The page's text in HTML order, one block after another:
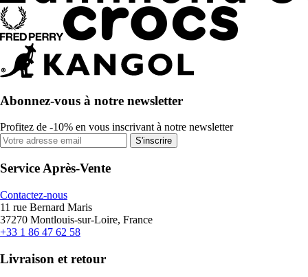
Abonnez-vous à notre newsletter
Profitez de -10% en vous inscrivant à notre newsletter
S'inscrire
Service Après-Vente
Contactez-nous
11 rue Bernard Maris
37270 Montlouis-sur-Loire, France
+33 1 86 47 62 58
Livraison et retour